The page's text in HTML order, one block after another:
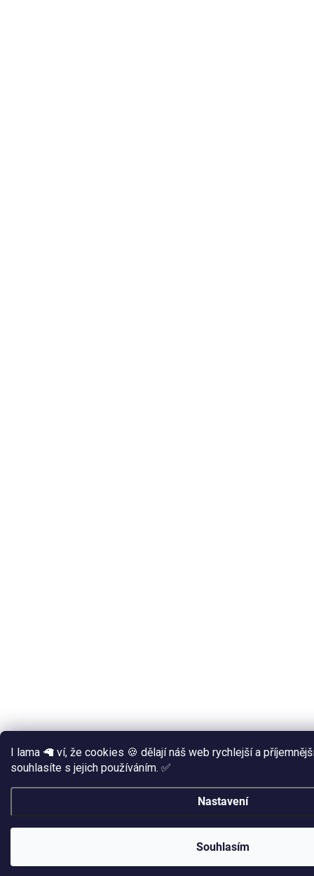
I lama 🦙 ví, že cookies 🍪 dělají náš web rychlejší a
souhlasíte s jejich používáním. ✅
Nastavení
Souhlasím